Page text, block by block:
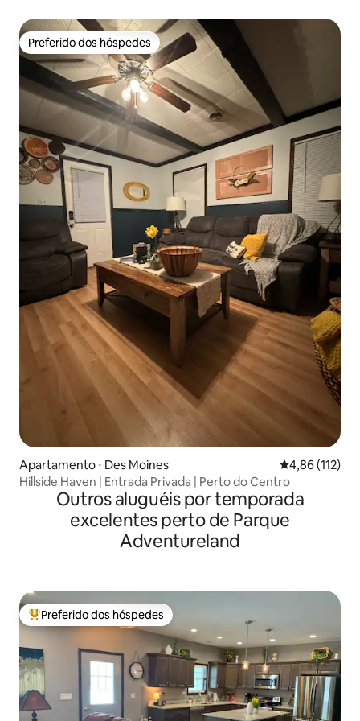
Preferido dos hóspedes
Preferido dos hóspedes
Apartamento ⋅ Des Moines 4,86 de uma
4,86 (112)
Hillside Haven | Entrada Privada | Perto do Centro
Outros aluguéis por temporada
excelentes perto de Parque
Adventureland
Entre os melhores preferidos dos hóspedes
Preferido dos hóspedes